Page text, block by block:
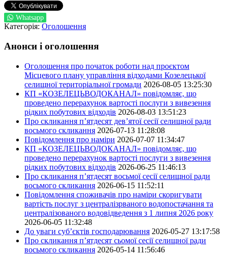
Whatsapp
Категорія: Оголошення
Анонси і оголошення
Оголошення про початок роботи над проєктом
Місцевого плану управління відходами Козелецької
селищної територіальної громади 2026-08-05 13:25:30
КП «КОЗЕЛЕЦЬВОДОКАНАЛ» повідомляє, що
проведено перерахунок вартості послуги з вивезення
рідких побутових відходів 2026-08-03 13:51:23
Про скликання п’ятдесят дев’ятої сесії селищної ради
восьмого скликання 2026-07-13 11:28:08
Повідомлення про наміри 2026-07-07 11:34:47
КП «КОЗЕЛЕЦЬВОДОКАНАЛ» повідомляє, що
проведено перерахунок вартості послуги з вивезення
рідких побутових відходів 2026-06-25 11:46:13
Про скликання п’ятдесят восьмої сесії селищної ради
восьмого скликання 2026-06-15 11:52:11
Повідомлення споживачів про наміри скоригувати
вартість послуг з централізрваного водопостачання та
централізованого водовідведення з 1 липня 2026 року
2026-06-05 11:32:48
До уваги суб’єктів господарювання 2026-05-27 13:17:58
Про скликання п’ятдесят сьомої сесії селищної ради
восьмого скликання 2026-05-14 11:56:46